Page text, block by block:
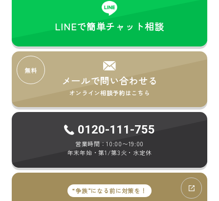
LINEで簡単チャット相談
メールで問い合わせる
オンライン相談予約はこちら
0120-111-755
営業時間：10:00〜19:00
年末年始・第1/第3火・水定休
“争族”になる前に対策を！